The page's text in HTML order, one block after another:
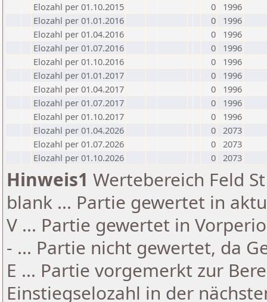
Elozahl per 01.10.2015
0
1996
Elozahl per 01.01.2016
0
1996
Elozahl per 01.04.2016
0
1996
Elozahl per 01.07.2016
0
1996
Elozahl per 01.10.2016
0
1996
Elozahl per 01.01.2017
0
1996
Elozahl per 01.04.2017
0
1996
Elozahl per 01.07.2017
0
1996
Elozahl per 01.10.2017
0
1996
Elozahl per 01.04.2026
0 2073
Elozahl per 01.07.2026
0 2073
Elozahl per 01.10.2026
0 2073
Hinweis1 Wertebereich Feld
blank ... Partie gewertet in
V ... Partie gewertet in
- ... Partie nicht gewertet, da
E ... Partie vorgemerkt zur
Einstiegselozahl in der